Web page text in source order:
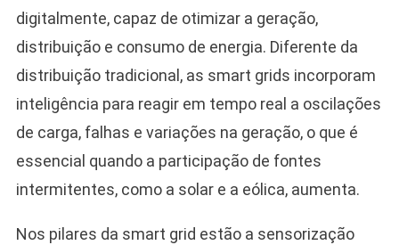
digitalmente, capaz de otimizar a geração,
distribuição e consumo de energia. Diferente da
distribuição tradicional, as smart grids incorporam
inteligência para reagir em tempo real a oscilações
de carga, falhas e variações na geração, o que é
essencial quando a participação de fontes
intermitentes, como a solar e a eólica, aumenta.
Nos pilares da smart grid estão a sensorização